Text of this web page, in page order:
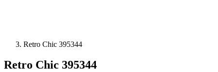
Retro Chic 395344
Retro Chic 395344